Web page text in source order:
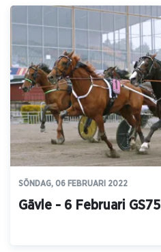
SÖNDAG, 06 FEBRUARI 2022
Gävle - 6 Februari GS75